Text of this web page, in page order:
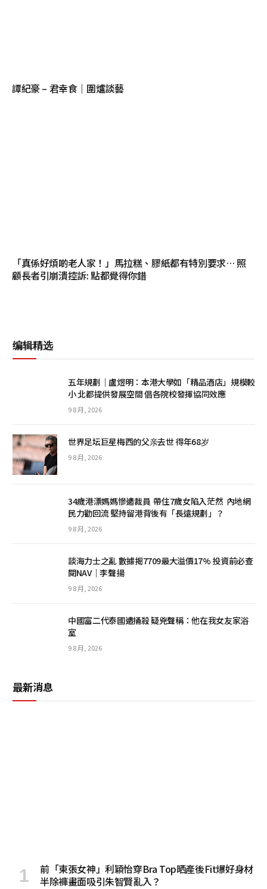
譚紀豪 – 君幸食｜圍爐談藝
「真係好煩啲老人家！」馬拉糕、膠紙都有特別要求… 照
顧長者引崩潰控訴: 點都覺得你錯
编辑精选
五年規劃｜盧煜明：本港大學如「精品酒店」規模較
小 北都提供發展空間 倡各院校發揮協同效應
9 8 月, 2026
世界足坛巨星梅西的父亲去世 得年68岁
9 8 月, 2026
34歲港漂媽媽慘遭裁員 帶住7歲女陷入茫然 內地網
民力勸回流 堅持留港背後有「長遠規劃」？
9 8 月, 2026
談海力士之亂 數據揭7709最大溢價17% 投資前必查
閱NAV｜李聲揚
9 8 月, 2026
中國富二代泰國遭捅殺 疑兇聲稱：他在我女友家浴
室
9 8 月, 2026
最新消息
前「東張女神」利穎怡穿Bra Top晒產後Fit爆好身材
半除褲畫面吸引朱智賢亂入？